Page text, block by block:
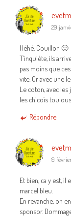
29
Héhé. Couillon 🙂
T’inquiète, ils
pas moins que
vite. Or avec une
Le coton, avec
les chicoïs
Répondre
9
Et bien, ca y est, il
marcel bleu.
En revanche, on
sponsor.